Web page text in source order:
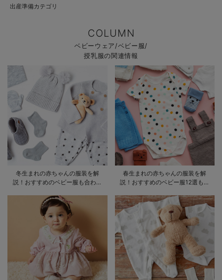
出産準備カテゴリ
COLUMN
ベビーウェア/ベビー服/
授乳服の関連情報
冬生まれの赤ちゃんの服装を解
説！おすすめのベビー服も合わせ
春生まれの赤ちゃんの服装を解
説！おすすめのベビー服12選も合